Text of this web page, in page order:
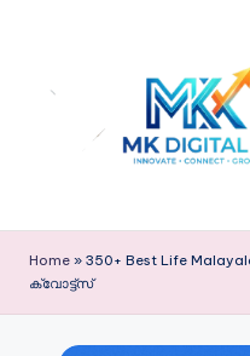
k
D
X
Home » 350+ Best Life
ക്വോട്ട്സ്